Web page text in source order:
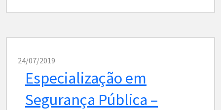
24/07/2019
Especialização em
Segurança Pública –